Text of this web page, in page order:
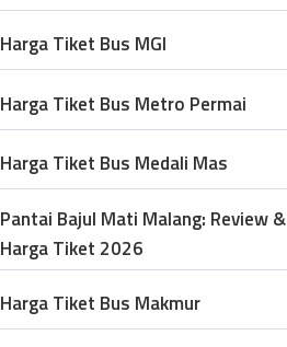
Harga Tiket Bus MGI
Harga Tiket Bus Metro Permai
Harga Tiket Bus Medali Mas
Pantai Bajul Mati Malang: Review &
Harga Tiket 2026
Harga Tiket Bus Makmur